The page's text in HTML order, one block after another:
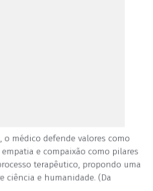
o médico defende valores como
empatia e compaixão como pilares
terapêutico, propondo uma
ciência e humanidade. (Da